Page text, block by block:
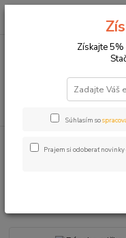
vyzerá 50 ročný
Získajte
Súhlasím so
Prajem si odoberať